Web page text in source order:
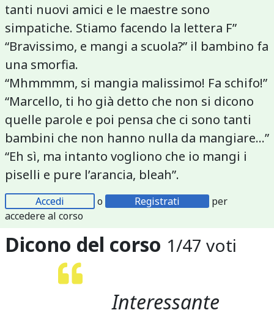
tanti nuovi amici e le maestre sono
simpatiche. Stiamo facendo la lettera F”
“Bravissimo, e mangi a scuola?” il bambino fa
una smorfia.
“Mhmmmm, si mangia malissimo! Fa schifo!”
“Marcello, ti ho già detto che non si dicono
quelle parole e poi pensa che ci sono tanti
bambini che non hanno nulla da mangiare...”
“Eh sì, ma intanto vogliono che io mangi i
piselli e pure l’arancia, bleah”.
Accedi o Registrati
per
accedere al corso
Dicono del corso 1/47 voti
Interessante